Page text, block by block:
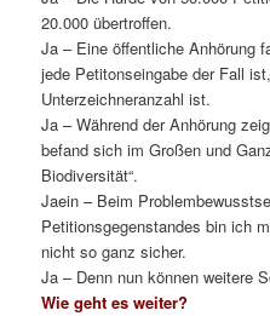
20.000 übertroffen.
Ja – Eine öffentliche Anhörung
jede Petitonseingabe der Fall
Unterzeichneranzahl ist.
Ja – Während der Anhörung
befand sich im Großen und
Biodiversität“.
Jaein – Beim
Petitionsgegenstandes bin ich
nicht so ganz sicher.
Ja – Denn nun können weitere
Wie geht es weiter?